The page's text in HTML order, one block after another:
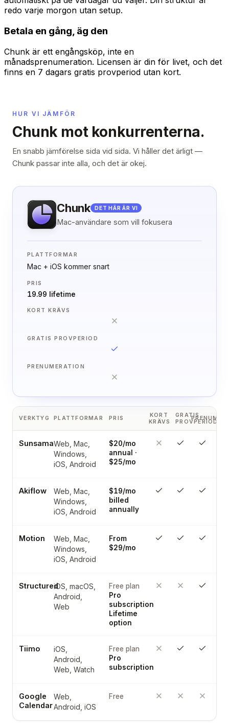
redo varje morgon utan setup.
Betala en gång, äg den
Chunk är ett engångsköp, inte en
månadsprenumeration. Licensen är din för livet, och det
finns en 7 dagars gratis provperiod utan kort.
HUR VI JÄMFÖR
Chunk mot konkurrenterna.
En snabb jämförelse sida vid sida. Vi håller det ärligt —
Chunk passar inte alla, och det är okej.
Chunk DET HÄR ÄR VI
Mac-användare som vill fokusera
PLATTFORMAR
Mac + iOS kommer snart
PRIS
19.99 lifetime
KORT KRÄVS
GRATIS PROVPERIOD
PRENUMERATION
VERKTYG PLATTFORMAR PRIS
KORT
KRÄVS
GRATIS
PROVPERIOD
SunsamaWeb, Mac,
Windows,
iOS, Android
$20/mo
annual ·
$25/mo
Akiflow
Web, Mac,
Windows,
iOS, Android
$19/mo
billed
annually
Motion
Web, Mac,
Windows,
iOS, Android
From
$29/mo
StructurediOS, macOS,
Android,
Web
Free plan
Pro
subscription
Lifetime
option
Tiimo
iOS,
Android,
Web, Watch
Free plan
Pro
subscription
Google
Calendar
Web,
Android, iOS
Free